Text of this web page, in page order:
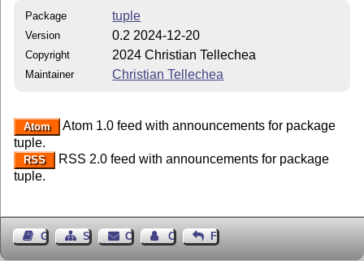
Package tuple
Version 0.2 2024-12-20
Copyright 2024 Christian Tellechea
Maintainer Christian Tellechea
Atom
Atom 1.0 feed with announcements for package
tuple.
RSS
RSS 2.0 feed with announcements for package
tuple.
Guest BookSitemapContact Contact Author
Feedback